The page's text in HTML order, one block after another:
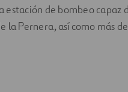
estación de bombeo capaz
Pernera, así como más